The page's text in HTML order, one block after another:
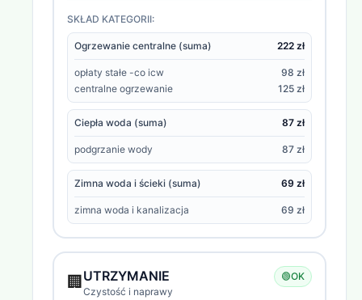
SKŁAD KATEGORII:
Ogrzewanie centralne (suma) 222 zł
opłaty stałe -co icw
98 zł
centralne ogrzewanie
125 zł
Ciepła woda (suma) 87 zł
podgrzanie wody 87 zł
Zimna woda i ścieki (suma) 69 zł
zimna woda i kanalizacja 69 zł
🏢 UTRZYMANIE
Czystość i naprawy
🟢OK